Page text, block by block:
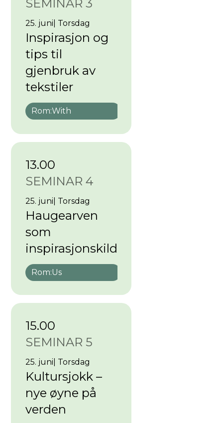
SEMINAR 3
25. juni Torsdag
Inspirasjon og
tips til
gjenbruk av
tekstiler
Rom:With
13.00
SEMINAR 4
25. juni Torsdag
Haugearven
som
inspirasjonskilde
Rom:Us
15.00
SEMINAR 5
25. juni Torsdag
Kultursjokk –
nye øyne på
verden